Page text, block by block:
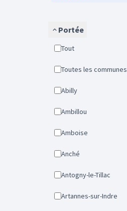
Portée
Tout
Toutes les communes
Abilly
Ambillou
Amboise
Anché
Antogny-le-Tillac
Artannes-sur-Indre